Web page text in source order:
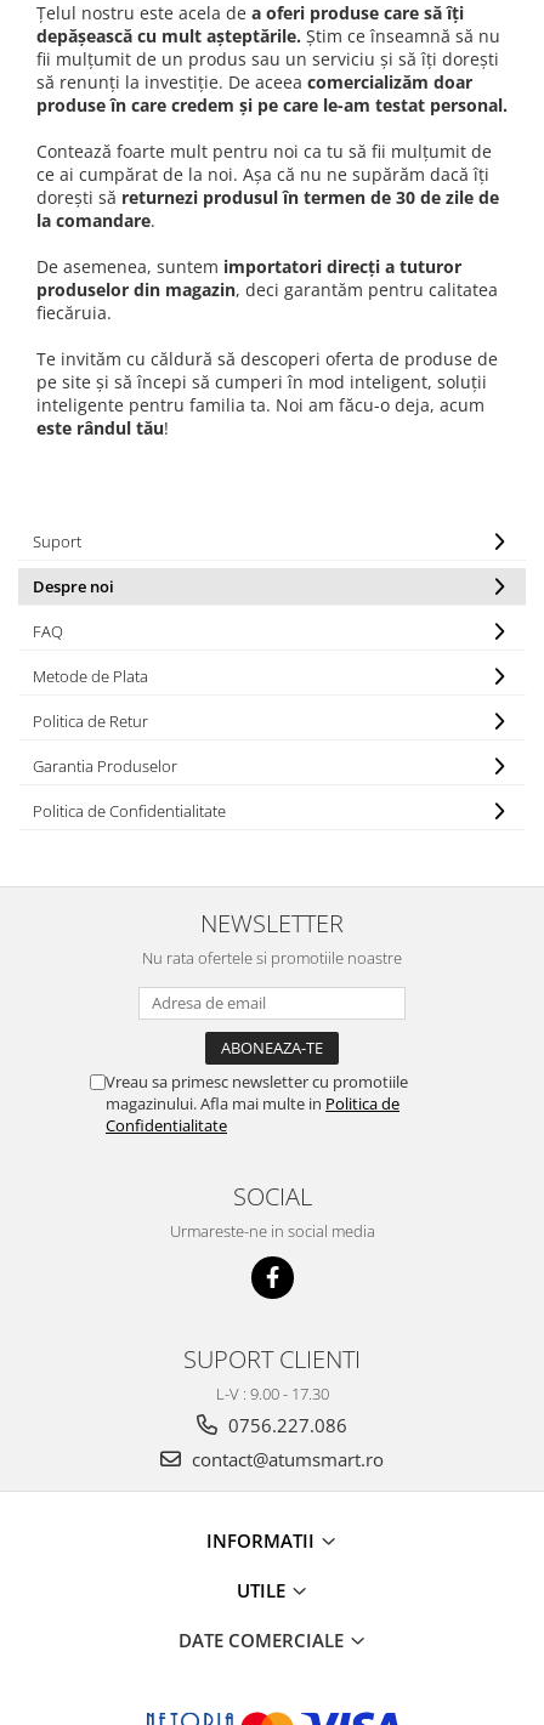
Țelul nostru este acela de a oferi produse care să îți
depășească cu mult așteptările. Știm ce înseamnă să nu
fii mulțumit de un produs sau un serviciu și să îți dorești
să renunți la investiție. De aceea comercializăm doar
produse în care credem și pe care le-am testat personal.
Contează foarte mult pentru noi ca tu să fii mulțumit de
ce ai cumpărat de la noi. Așa că nu ne supărăm dacă îți
dorești să returnezi produsul în termen de 30 de zile de
la comandare.
De asemenea, suntem importatori direcți a tuturor
produselor din magazin, deci garantăm pentru calitatea
fiecăruia.
Te invităm cu căldură să descoperi oferta de produse de
pe site și să începi să cumperi în mod inteligent, soluții
inteligente pentru familia ta. Noi am făcu-o deja, acum
este rândul tău!
Suport
Despre noi
FAQ
Metode de Plata
Politica de Retur
Garantia Produselor
Politica de Confidentialitate
NEWSLETTER
Nu rata ofertele si promotiile noastre
Vreau sa primesc newsletter cu promotiile
magazinului. Afla mai multe in Politica de
Confidentialitate
SOCIAL
Urmareste-ne in social media
SUPORT CLIENTI
L-V : 9.00 - 17.30
0756.227.086
contact@atumsmart.ro
INFORMATII
UTILE
DATE COMERCIALE